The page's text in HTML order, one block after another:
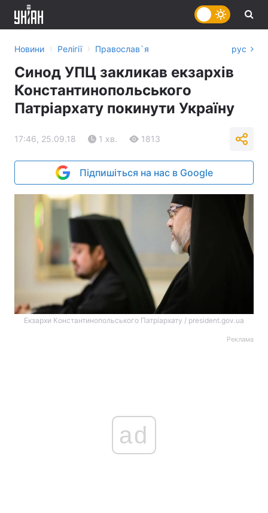
Новини › Релігії › Православ`я рус
Синод УПЦ закликав екзархів
Константинопольського
Патріархату покинути Україну
17:46, 25.09.18 1 хв. 1813
Підпишіться на нас в Google
Екзархи Константинопольського Патріархату / president.gov.ua
Реклама
ad